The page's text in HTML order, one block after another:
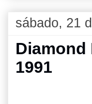
sábado, 21
Diamond
1991